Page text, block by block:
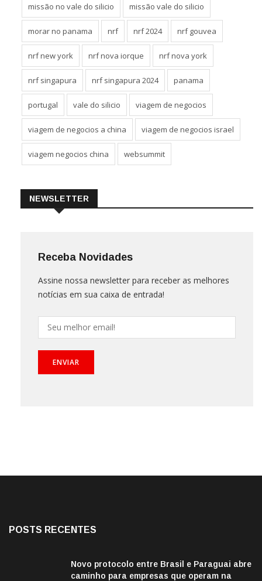
missão no vale do silicio missão vale do silicio
morar no panama nrf nrf 2024 nrf gouvea
nrf new york nrf nova iorque nrf nova york
nrf singapura nrf singapura 2024 panama
portugal vale do silicio viagem de negocios
viagem de negocios a china viagem de negocios israel
viagem negocios china websummit
NEWSLETTER
Receba Novidades
Assine nossa newsletter para receber as melhores
notícias em sua caixa de entrada!
POSTS RECENTES
Novo protocolo entre Brasil e Paraguai abre
caminho para empresas que operam na